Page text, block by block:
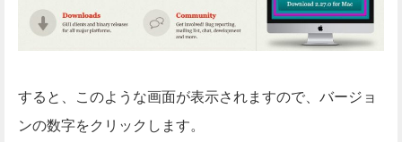
すると、このような画面が表示されますので、バージョ
ンの数字をクリックします。